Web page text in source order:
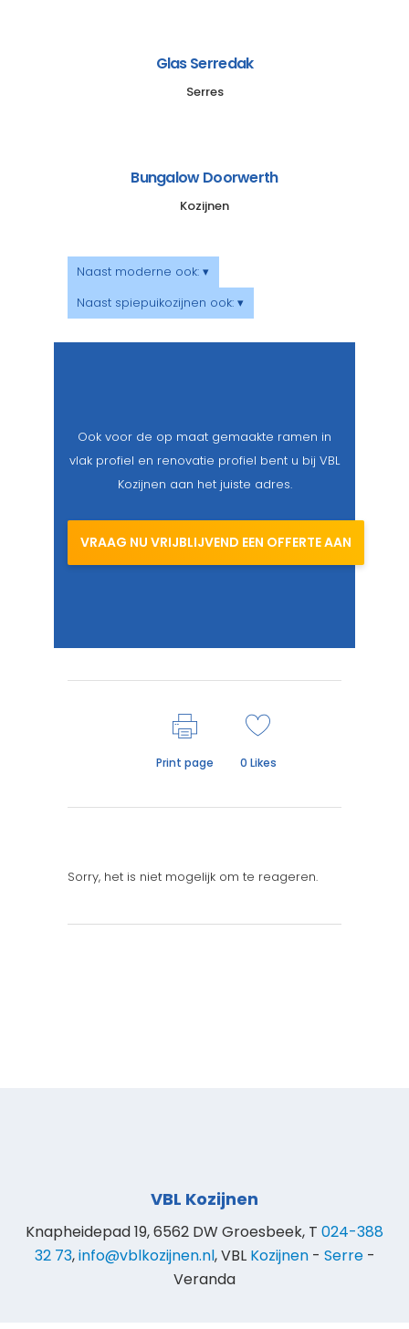
Glas Serredak
Serres
Bungalow Doorwerth
Kozijnen
Naast moderne ook: ▾
Naast spiepuikozijnen ook: ▾
Ook voor de op maat gemaakte ramen in
vlak profiel en renovatie profiel bent u bij VBL
Kozijnen aan het juiste adres.
VRAAG NU VRIJBLIJVEND EEN OFFERTE AAN
Print page 0 Likes
Sorry, het is niet mogelijk om te reageren.
VBL Kozijnen
Knapheidepad 19, 6562 DW Groesbeek, T 024-388
32 73,info@vblkozijnen.nl, VBL Kozijnen- Serre-
Veranda